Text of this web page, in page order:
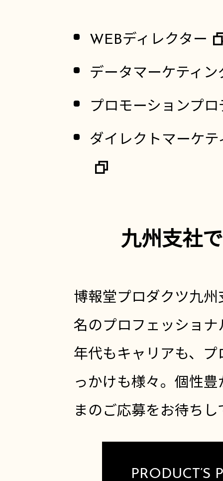
WEBディレクター
データマーケティ
プロモーションプ
ダイレクトマーケ
九州支社
博報堂プロダクツ九州
名のプロフェッショナ
年代もキャリアも、
っかけも様々。個性
まのご応募をお待ちし
PRODUCT’S